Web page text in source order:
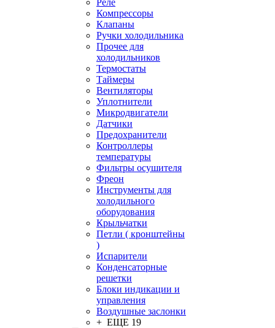
Реле
Компрессоры
Клапаны
Ручки холодильника
Прочее для
холодильников
Термостаты
Таймеры
Вентиляторы
Уплотнители
Микродвигатели
Датчики
Предохранители
Контроллеры
температуры
Фильтры осушителя
Фреон
Инструменты для
холодильного
оборудования
Крыльчатки
Петли ( кронштейны
)
Испарители
Конденсаторные
решетки
Блоки индикации и
управления
Воздушные заслонки
+ ЕЩЕ 19